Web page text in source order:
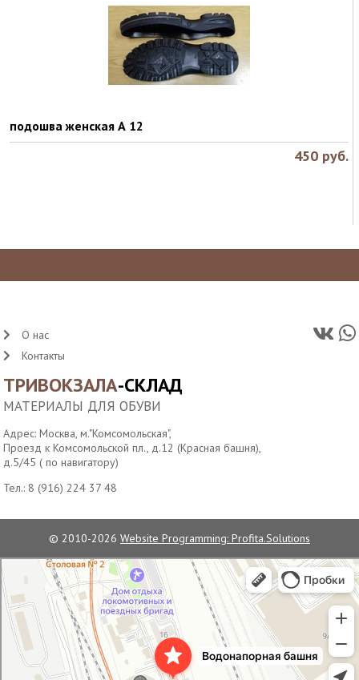
подошва женская А 12
450 руб.
ТРИВОКЗАЛА-СКЛАД
МАТЕРИАЛЫ ДЛЯ ОБУВИ
Адрес: Москва, м."Комсомольская",
Проезд к Комсомольской пл., д.12 (Красная башня),
д.5/45 ( по навигатору)
Тел.: 8 (916) 224 37 48
О нас
Контакты
© 2010-2026 Website Programming: Profita.Solutions
Водонапорная башня станции Москва-Пассажирская
Достопримечательность в Москве